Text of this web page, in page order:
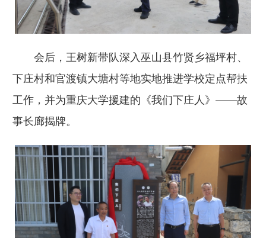
会后，王树新带队深入巫山县竹贤乡福坪村、
下庄村和官渡镇大塘村等地实地推进学校定点帮扶
工作，并为重庆大学援建的《我们下庄人》——故
事长廊揭牌。